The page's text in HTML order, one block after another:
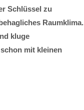
Schlüssel zu
Raumklima.
kluge
mit kleinen